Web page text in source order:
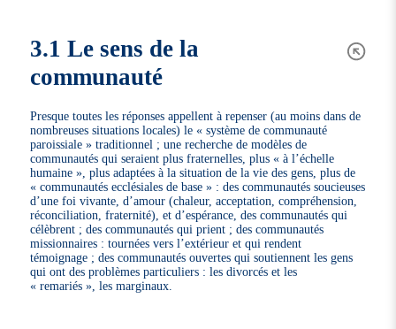
3.1 Le sens de la
communauté
Presque toutes les réponses appellent à repenser (au moins dans de
nombreuses situations locales) le « système de communauté
paroissiale » traditionnel ; une recherche de modèles de
communautés qui seraient plus fraternelles, plus « à l’échelle
humaine », plus adaptées à la situation de la vie des gens, plus de
« communautés ecclésiales de base » : des communautés soucieuses
d’une foi vivante, d’amour (chaleur, acceptation, compréhension,
réconciliation, fraternité), et d’espérance, des communautés qui
célèbrent ; des communautés qui prient ; des communautés
missionnaires : tournées vers l’extérieur et qui rendent
témoignage ; des communautés ouvertes qui soutiennent les gens
qui ont des problèmes particuliers : les divorcés et les
« remariés », les marginaux.